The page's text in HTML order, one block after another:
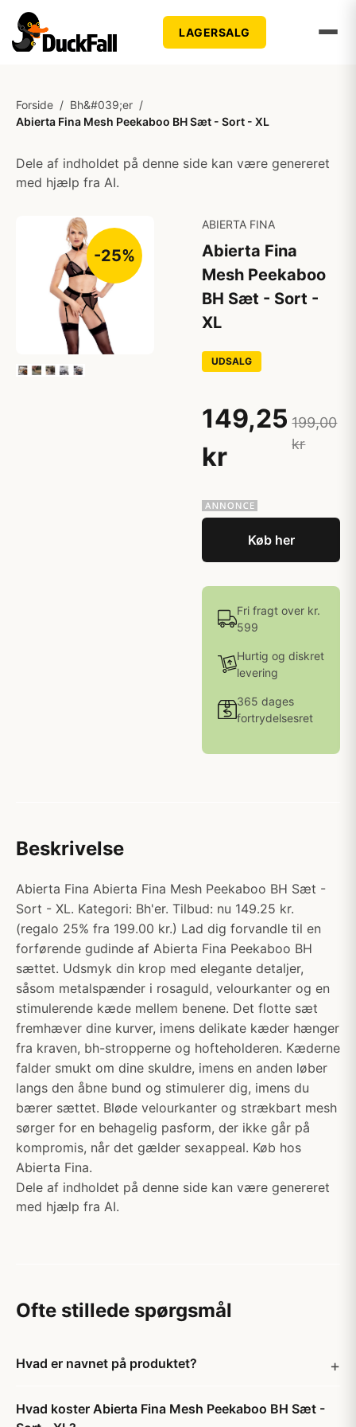
LAGERSALG
Forside / Bh&#039;er /
Abierta Fina Mesh Peekaboo BH Sæt - Sort - XL
Dele af indholdet på denne side kan være genereret
med hjælp fra AI.
-25%
ABIERTA FINA
Abierta Fina
Mesh Peekaboo
BH Sæt - Sort -
XL
UDSALG
149,25
kr
199,00
kr
Køb her
Fri fragt over kr.
599
Hurtig og diskret
levering
365 dages
fortrydelsesret
Beskrivelse
Abierta Fina Abierta Fina Mesh Peekaboo BH Sæt -
Sort - XL. Kategori: Bh'er. Tilbud: nu 149.25 kr.
(regalo 25% fra 199.00 kr.) Lad dig forvandle til en
forførende gudinde af Abierta Fina Peekaboo BH
sættet. Udsmyk din krop med elegante detaljer,
såsom metalspænder i rosaguld, velourkanter og en
stimulerende kæde mellem benene. Det flotte sæt
fremhæver dine kurver, imens delikate kæder hænger
fra kraven, bh-stropperne og hofteholderen. Kæderne
falder smukt om dine skuldre, imens en anden løber
langs den åbne bund og stimulerer dig, imens du
bærer sættet. Bløde velourkanter og strækbart mesh
sørger for en behagelig pasform, der ikke går på
kompromis, når det gælder sexappeal. Køb hos
Abierta Fina.
Dele af indholdet på denne side kan være genereret
med hjælp fra AI.
Ofte stillede spørgsmål
Hvad er navnet på produktet?
Hvad koster Abierta Fina Mesh Peekaboo BH Sæt -